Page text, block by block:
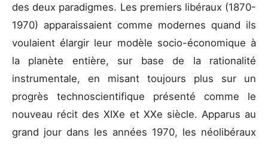
des deux paradigmes. Les premiers libéraux (1870-
1970) apparaissaient comme modernes quand ils
voulaient élargir leur modèle socio-économique à
la planète entière, sur base de la rationalité
instrumentale, en misant toujours plus sur un
progrès technoscientifique présenté comme le
nouveau récit des XIXe et XXe siècle. Apparus au
grand jour dans les années 1970, les néolibéraux